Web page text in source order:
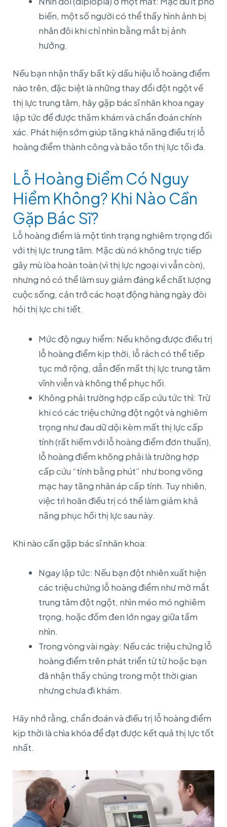
biến, một số người có thể thấy hình ảnh bị
nhân đôi khi chỉ nhìn bằng mắt bị ảnh
hưởng.
Nếu bạn nhận thấy bất kỳ dấu hiệu lỗ hoàng điểm
nào trên, đặc biệt là những thay đổi đột ngột về
thị lực trung tâm, hãy gặp bác sĩ nhãn khoa ngay
lập tức để được thăm khám và chẩn đoán chính
xác. Phát hiện sớm giúp tăng khả năng điều trị lỗ
hoàng điểm thành công và bảo tồn thị lực tối đa.
Lỗ Hoàng Điểm Có Nguy
Hiểm Không? Khi Nào Cần
Gặp Bác Sĩ?
Lỗ hoàng điểm là một tình trạng nghiêm trọng đối
với thị lực trung tâm. Mặc dù nó không trực tiếp
gây mù lòa hoàn toàn (vì thị lực ngoại vi vẫn còn),
nhưng nó có thể làm suy giảm đáng kể chất lượng
cuộc sống, cản trở các hoạt động hàng ngày đòi
hỏi thị lực chi tiết.
Mức độ nguy hiểm: Nếu không được điều trị
lỗ hoàng điểm kịp thời, lỗ rách có thể tiếp
tục mở rộng, dẫn đến mất thị lực trung tâm
vĩnh viễn và không thể phục hồi.
Không phải trường hợp cấp cứu tức thì: Trừ
khi có các triệu chứng đột ngột và nghiêm
trọng như đau dữ dội kèm mất thị lực cấp
tính (rất hiếm với lỗ hoàng điểm đơn thuần),
lỗ hoàng điểm không phải là trường hợp
cấp cứu “tính bằng phút” như bong võng
mạc hay tăng nhãn áp cấp tính. Tuy nhiên,
việc trì hoãn điều trị có thể làm giảm khả
năng phục hồi thị lực sau này.
Khi nào cần gặp bác sĩ nhãn khoa:
Ngay lập tức: Nếu bạn đột nhiên xuất hiện
các triệu chứng lỗ hoàng điểm như mờ mắt
trung tâm đột ngột, nhìn méo mó nghiêm
trọng, hoặc đốm đen lớn ngay giữa tầm
nhìn.
Trong vòng vài ngày: Nếu các triệu chứng lỗ
hoàng điểm trên phát triển từ từ hoặc bạn
đã nhận thấy chúng trong một thời gian
nhưng chưa đi khám.
Hãy nhớ rằng, chẩn đoán và điều trị lỗ hoàng điểm
kịp thời là chìa khóa để đạt được kết quả thị lực tốt
nhất.